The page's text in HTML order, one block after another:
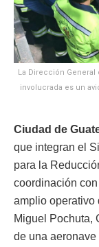
La Dirección General
involucrada es un
Ciudad de
que integran el
para la
coordinación
amplio operativo
Miguel Pochuta,
de una